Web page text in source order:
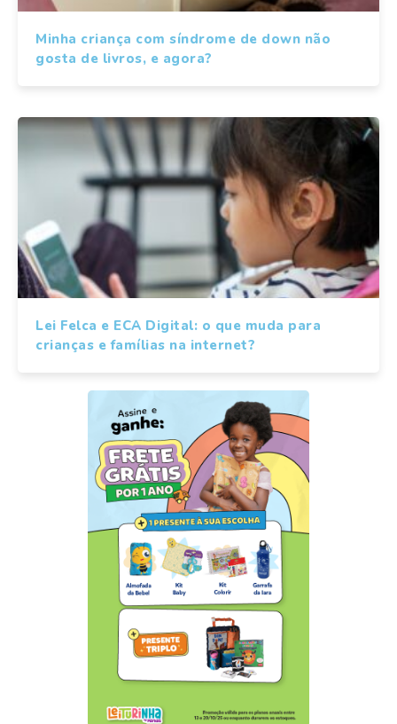
Minha criança com síndrome de down não
gosta de livros, e agora?
Lei Felca e ECA Digital: o que muda para
crianças e famílias na internet?